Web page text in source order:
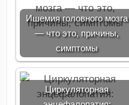
Ишемия головного мозга
— что это, причины,
симптомы
Циркуляторная